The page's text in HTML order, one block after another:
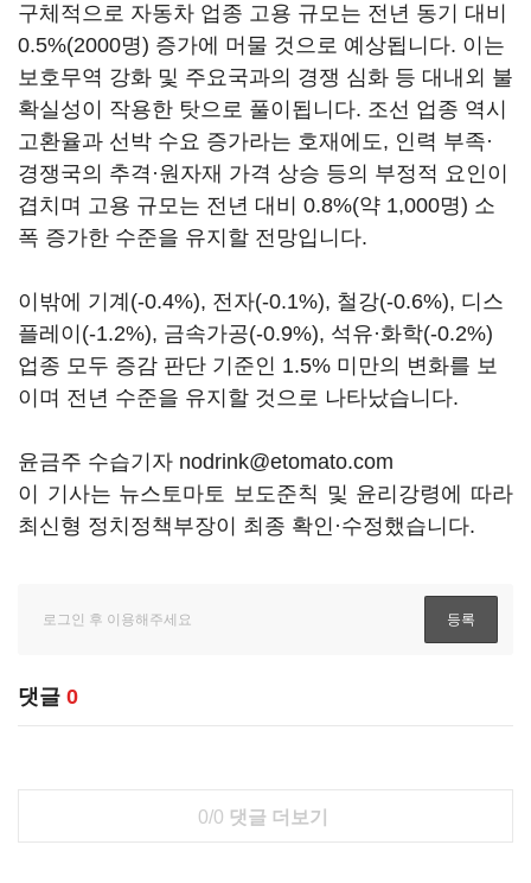
구체적으로 자동차 업종 고용 규모는 전년 동기 대비
0.5%(2000명) 증가에 머물 것으로 예상됩니다. 이는
보호무역 강화 및 주요국과의 경쟁 심화 등 대내외 불
확실성이 작용한 탓으로 풀이됩니다. 조선 업종 역시
고환율과 선박 수요 증가라는 호재에도, 인력 부족·
경쟁국의 추격·원자재 가격 상승 등의 부정적 요인이
겹치며 고용 규모는 전년 대비 0.8%(약 1,000명) 소
폭 증가한 수준을 유지할 전망입니다.
이밖에 기계(-0.4%), 전자(-0.1%), 철강(-0.6%), 디스
플레이(-1.2%), 금속가공(-0.9%), 석유·화학(-0.2%)
업종 모두 증감 판단 기준인 1.5% 미만의 변화를 보
이며 전년 수준을 유지할 것으로 나타났습니다.
윤금주 수습기자 nodrink@etomato.com
이 기사는 뉴스토마토 보도준칙 및 윤리강령에 따라
최신형 정치정책부장이 최종 확인·수정했습니다.
댓글 0
0/0 댓글 더보기